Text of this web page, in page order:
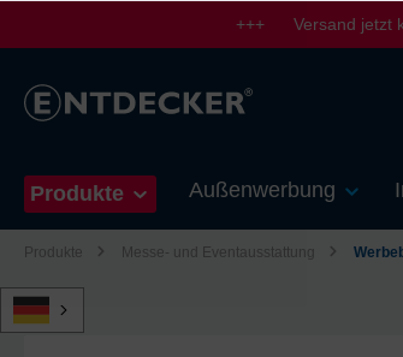
Zur Hauptnavigation springen
+++ Versand
Produkte Außenwerbung
Produkte Messe- und Eventausstattung